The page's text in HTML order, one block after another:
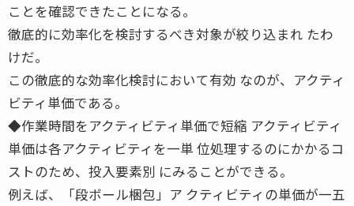
ことを確認できたことになる。
徹底的に効率化を検討するべき対象が絞り込まれ たわ
けだ。
この徹底的な効率化検討において有効 なのが、アクティ
ビティ単価である。
◆作業時間をアクティビティ単価で短縮 アクティビティ
単価は各アクティビティを一単 位処理するのにかかるコ
ストのため、投入要素別 にみることができる。
例えば、「段ボール梱包」ア クティビティの単価が一五